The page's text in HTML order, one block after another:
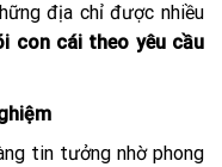
địa chỉ được nhiều
con cái theo yêu cầu
tin tưởng nhờ phong